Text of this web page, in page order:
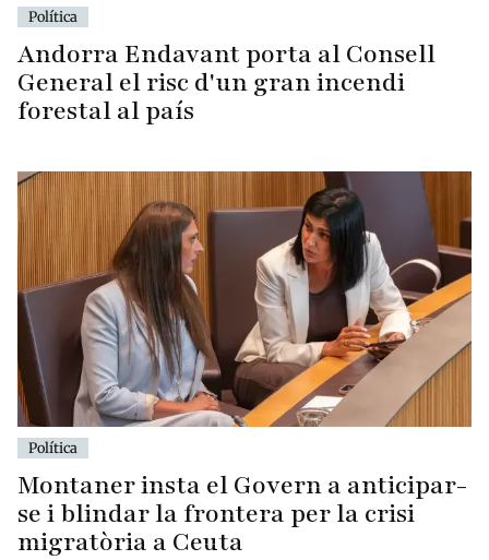
Política
Andorra Endavant porta al Consell
General el risc d'un gran incendi
forestal al país
Política
Montaner insta el Govern a anticipar-
se i blindar la frontera per la crisi
migratòria a Ceuta